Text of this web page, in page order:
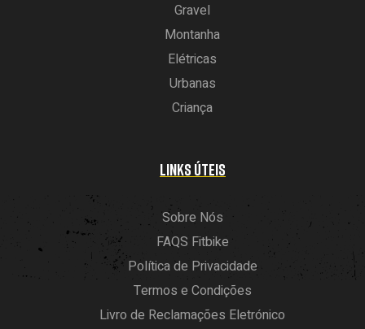
Gravel
Montanha
Elétricas
Urbanas
Criança
LINKS ÚTEIS
Sobre Nós
FAQS Fitbike
Política de Privacidade
Termos e Condições
Livro de Reclamações Eletrónico